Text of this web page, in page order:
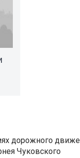
дорожного
Чуковского